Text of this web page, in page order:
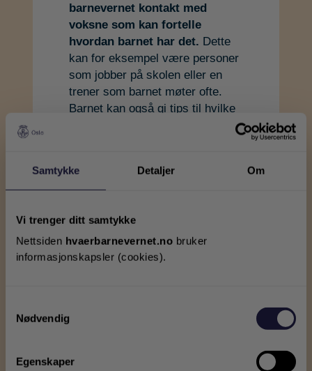
Samtykke Detaljer Om
Vi trenger ditt samtykke
Nettsiden hvaerbarnevernet.no bruker
informasjonskapsler (cookies).
Nødvendig
Egenskaper
barnevernet kontakt med
voksne som kan fortelle
hvordan barnet har det. Dette
kan for eksempel være personer
som jobber på skolen eller en
trener som barnet møter ofte.
Barnet kan også gi tips til hvilke
voksne barnevernet kan snakke